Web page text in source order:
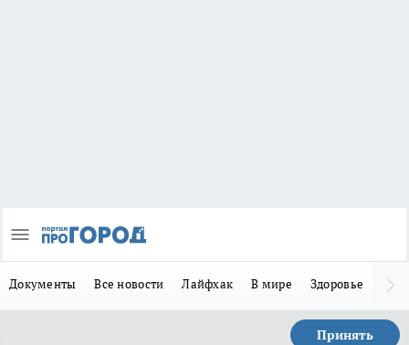
Документы Все новости Лайфхак В мире Здоровье
Принять